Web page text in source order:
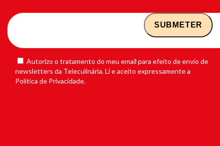
Autorizo o tratamento do meu email para efeito de envio de
newsletters da Teleculinária. Li e aceito expressamente a
Política de Privacidade.